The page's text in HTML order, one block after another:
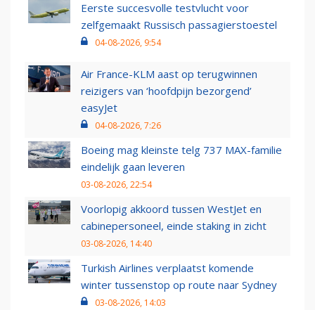
Eerste succesvolle testvlucht voor
zelfgemaakt Russisch passagierstoestel
04-08-2026, 9:54
Air France-KLM aast op terugwinnen
reizigers van ‘hoofdpijn bezorgend’
easyJet
04-08-2026, 7:26
Boeing mag kleinste telg 737 MAX-familie
eindelijk gaan leveren
03-08-2026, 22:54
Voorlopig akkoord tussen WestJet en
cabinepersoneel, einde staking in zicht
03-08-2026, 14:40
Turkish Airlines verplaatst komende
winter tussenstop op route naar Sydney
03-08-2026, 14:03